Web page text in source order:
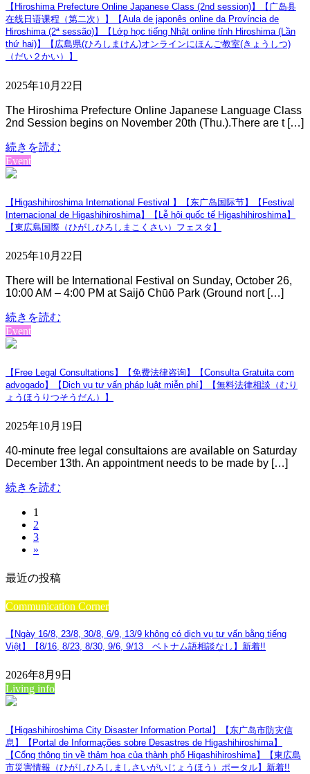
【Hiroshima Prefecture Online Japanese Class (2nd session)】【广岛县
在线日语课程（第二次）】【Aula de japonês online da Província de
Hiroshima (2ª sessão)】【Lớp học tiếng Nhật online tỉnh Hiroshima (Lần
thứ hai)】【広島県(ひろしまけん)オンラインにほんご教室(きょうしつ)
（だい２かい）】
2025年10月22日
The Hiroshima Prefecture Online Japanese Language Class
2nd Session begins on November 20th (Thu.).There are t […]
続きを読む
Event
【Higashihiroshima International Festival 】【东广岛国际节】【Festival
Internacional de Higashihiroshima】【Lễ hội quốc tế Higashihiroshima】
【東広島国際（ひがしひろしまこくさい）フェスタ】
2025年10月22日
There will be International Festival on Sunday, October 26,
10:00 AM – 4:00 PM at Saijō Chūō Park (Ground nort […]
続きを読む
Event
【Free Legal Consultations】【免费法律咨询】【Consulta Gratuita com
advogado】【Dịch vụ tư vấn pháp luật miễn phí】【無料法律相談（むり
ょうほうりつそうだん）】
2025年10月19日
40-minute free legal consultaions are available on Saturday
December 13th. An appointment needs to be made by […]
続きを読む
ペ
ー
ジ
送
り
固
定
ペ
ー
ジ
1
固
定
ペ
ジ
2
固
定
ー
3
»
最近の投稿
Communication Corner
【Ngày 16/8, 23/8, 30/8, 6/9, 13/9 không có dịch vụ tư vấn bằng tiếng
Việt】【8/16, 8/23, 8/30, 9/6, 9/13 ベトナム語相談なし】 新着!!
2026年8月9日
Living info
【Higashihiroshima City Disaster Information Portal】【东广岛市防灾信
息】【Portal de Informações sobre Desastres de Higashihiroshima】
【Cổng thông tin về thảm họa của thành phố Higashihiroshima】【東広島
市災害情報（ひがしひろしましさいがいじょうほう）ポータル】 新着!!